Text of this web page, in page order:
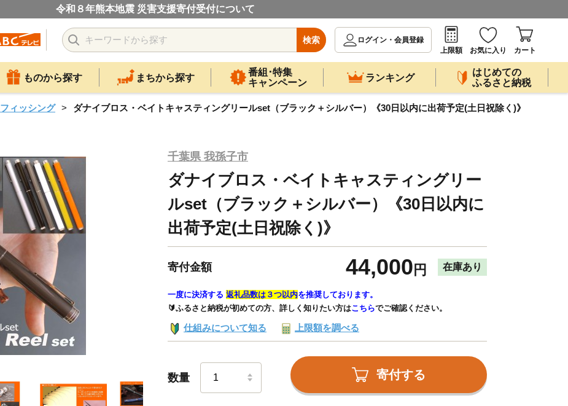
令和８年熊本地震 災害支援寄付受付について
検索
ログイン・会員登録
上限額
お気に入り カート
ものから探す まちから探す
番組･特集
キャンペーン
ランキング
はじめての
ふるさと納税
フィッシング ダナイブロス・ベイトキャスティングリールset（ブラック＋シルバー）《30日以内に出荷予定(土日祝除く)》
千葉県 我孫子市
ダナイブロス・ベイトキャスティングリー
ルset（ブラック＋シルバー）《30日以内に
出荷予定(土日祝除く)》
寄付金額 44,000 円 在庫あり
一度に決済する 返礼品数は３つ以内を推奨しております。
🔰ふるさと納税が初めての方、詳しく知りたい方はこちらでご確認ください。
仕組みについて知る 上限額を調べる
数量 寄付する